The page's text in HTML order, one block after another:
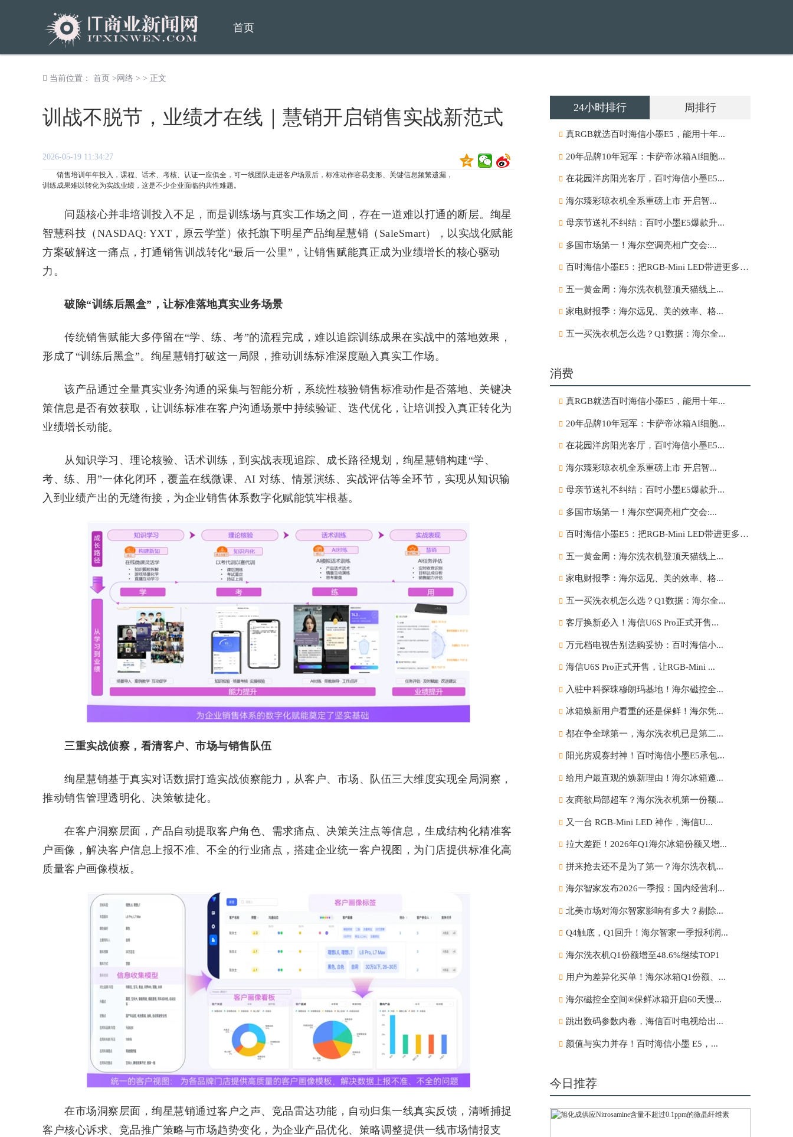
首页
当前位置： 首页 > 网络 > > 正文
训战不脱节，业绩才在线｜慧销开启销售实战新范式
2026-05-19 11:34:27
销售培训年年投入，课程、话术、考核、认证一应俱全，可一线团队走进客户场景后，标准动作容易变形、关键信息频繁遗漏，
训练成果难以转化为实战业绩，这是不少企业面临的共性难题。
问题核心并非培训投入不足，而是训练场与真实工作场之间，存在一道难以打通的断层。绚星
智慧科技（NASDAQ: YXT，原云学堂）依托旗下明星产品绚星慧销（SaleSmart），以实战化赋能
方案破解这一痛点，打通销售训战转化“最后一公里”，让销售赋能真正成为业绩增长的核心驱动
力。
破除“训练后黑盒”，让标准落地真实业务场景
传统销售赋能大多停留在“学、练、考”的流程完成，难以追踪训练成果在实战中的落地效果，
形成了“训练后黑盒”。绚星慧销打破这一局限，推动训练标准深度融入真实工作场。
该产品通过全量真实业务沟通的采集与智能分析，系统性核验销售标准动作是否落地、关键决
策信息是否有效获取，让训练标准在客户沟通场景中持续验证、迭代优化，让培训投入真正转化为
业绩增长动能。
从知识学习、理论核验、话术训练，到实战表现追踪、成长路径规划，绚星慧销构建“学、
考、练、用”一体化闭环，覆盖在线微课、AI 对练、情景演练、实战评估等全环节，实现从知识输
入到业绩产出的无缝衔接，为企业销售体系数字化赋能筑牢根基。
三重实战侦察，看清客户、市场与销售队伍
绚星慧销基于真实对话数据打造实战侦察能力，从客户、市场、队伍三大维度实现全局洞察，
推动销售管理透明化、决策敏捷化。
在客户洞察层面，产品自动提取客户角色、需求痛点、决策关注点等信息，生成结构化精准客
户画像，解决客户信息上报不准、不全的行业痛点，搭建企业统一客户视图，为门店提供标准化高
质量客户画像模板。
在市场洞察层面，绚星慧销通过客户之声、竞品雷达功能，自动归集一线真实反馈，清晰捕捉
客户核心诉求、竞品推广策略与市场趋势变化，为企业产品优化、策略调整提供一线市场情报支
24小时排行 周排行
真RGB就选百吋海信小墨E5，能用十年...
20年品牌10年冠军：卡萨帝冰箱AI细胞...
在花园洋房阳光客厅，百吋海信小墨E5...
海尔臻彩晾衣机全系重磅上市 开启智...
母亲节送礼不纠结：百吋小墨E5爆款升...
多国市场第一！海尔空调亮相广交会:...
百吋海信小墨E5：把RGB-Mini LED带进更多家庭
五一黄金周：海尔洗衣机登顶天猫线上...
家电财报季：海尔远见、美的效率、格...
五一买洗衣机怎么选？Q1数据：海尔全...
消费
真RGB就选百吋海信小墨E5，能用十年...
20年品牌10年冠军：卡萨帝冰箱AI细胞...
在花园洋房阳光客厅，百吋海信小墨E5...
海尔臻彩晾衣机全系重磅上市 开启智...
母亲节送礼不纠结：百吋小墨E5爆款升...
多国市场第一！海尔空调亮相广交会:...
百吋海信小墨E5：把RGB-Mini LED带进更多家庭
五一黄金周：海尔洗衣机登顶天猫线上...
家电财报季：海尔远见、美的效率、格...
五一买洗衣机怎么选？Q1数据：海尔全...
客厅换新必入！海信U6S Pro正式开售...
万元档电视告别选购妥协：百吋海信小...
海信U6S Pro正式开售，让RGB-Mini ...
入驻中科探珠穆朗玛基地！海尔磁控全...
冰箱焕新用户看重的还是保鲜！海尔凭...
都在争全球第一，海尔洗衣机已是第二...
阳光房观赛封神！百吋海信小墨E5承包...
给用户最直观的焕新理由！海尔冰箱邀...
友商欲局部超车？海尔洗衣机第一份额...
又一台 RGB-Mini LED 神作，海信U...
拉大差距！2026年Q1海尔冰箱份额又增...
拼来抢去还不是为了第一？海尔洗衣机...
海尔智家发布2026一季报：国内经营利...
北美市场对海尔智家影响有多大？剔除...
Q4触底，Q1回升！海尔智家一季报利润...
海尔洗衣机Q1份额增至48.6%继续TOP1
用户为差异化买单！海尔冰箱Q1份额、...
海尔磁控全空间®保鲜冰箱开启60天慢...
跳出数码参数内卷，海信百吋电视给出...
颜值与实力并存！百吋海信小墨 E5，...
今日推荐